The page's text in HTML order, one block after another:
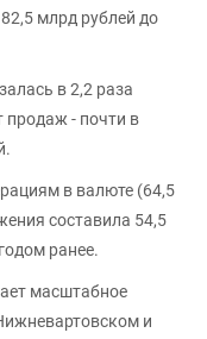
млрд рублей до
в 2,2 раза
продаж - почти в
в валюте (64,5
составила 54,5
ранее.
масштабное
и